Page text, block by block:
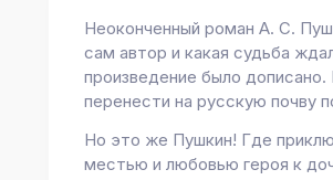
Неоконченный роман А. С.
сам автор и какая судьба
произведение было
перенести на русскую почву
Но это же Пушкин! Где
местью и любовью героя к